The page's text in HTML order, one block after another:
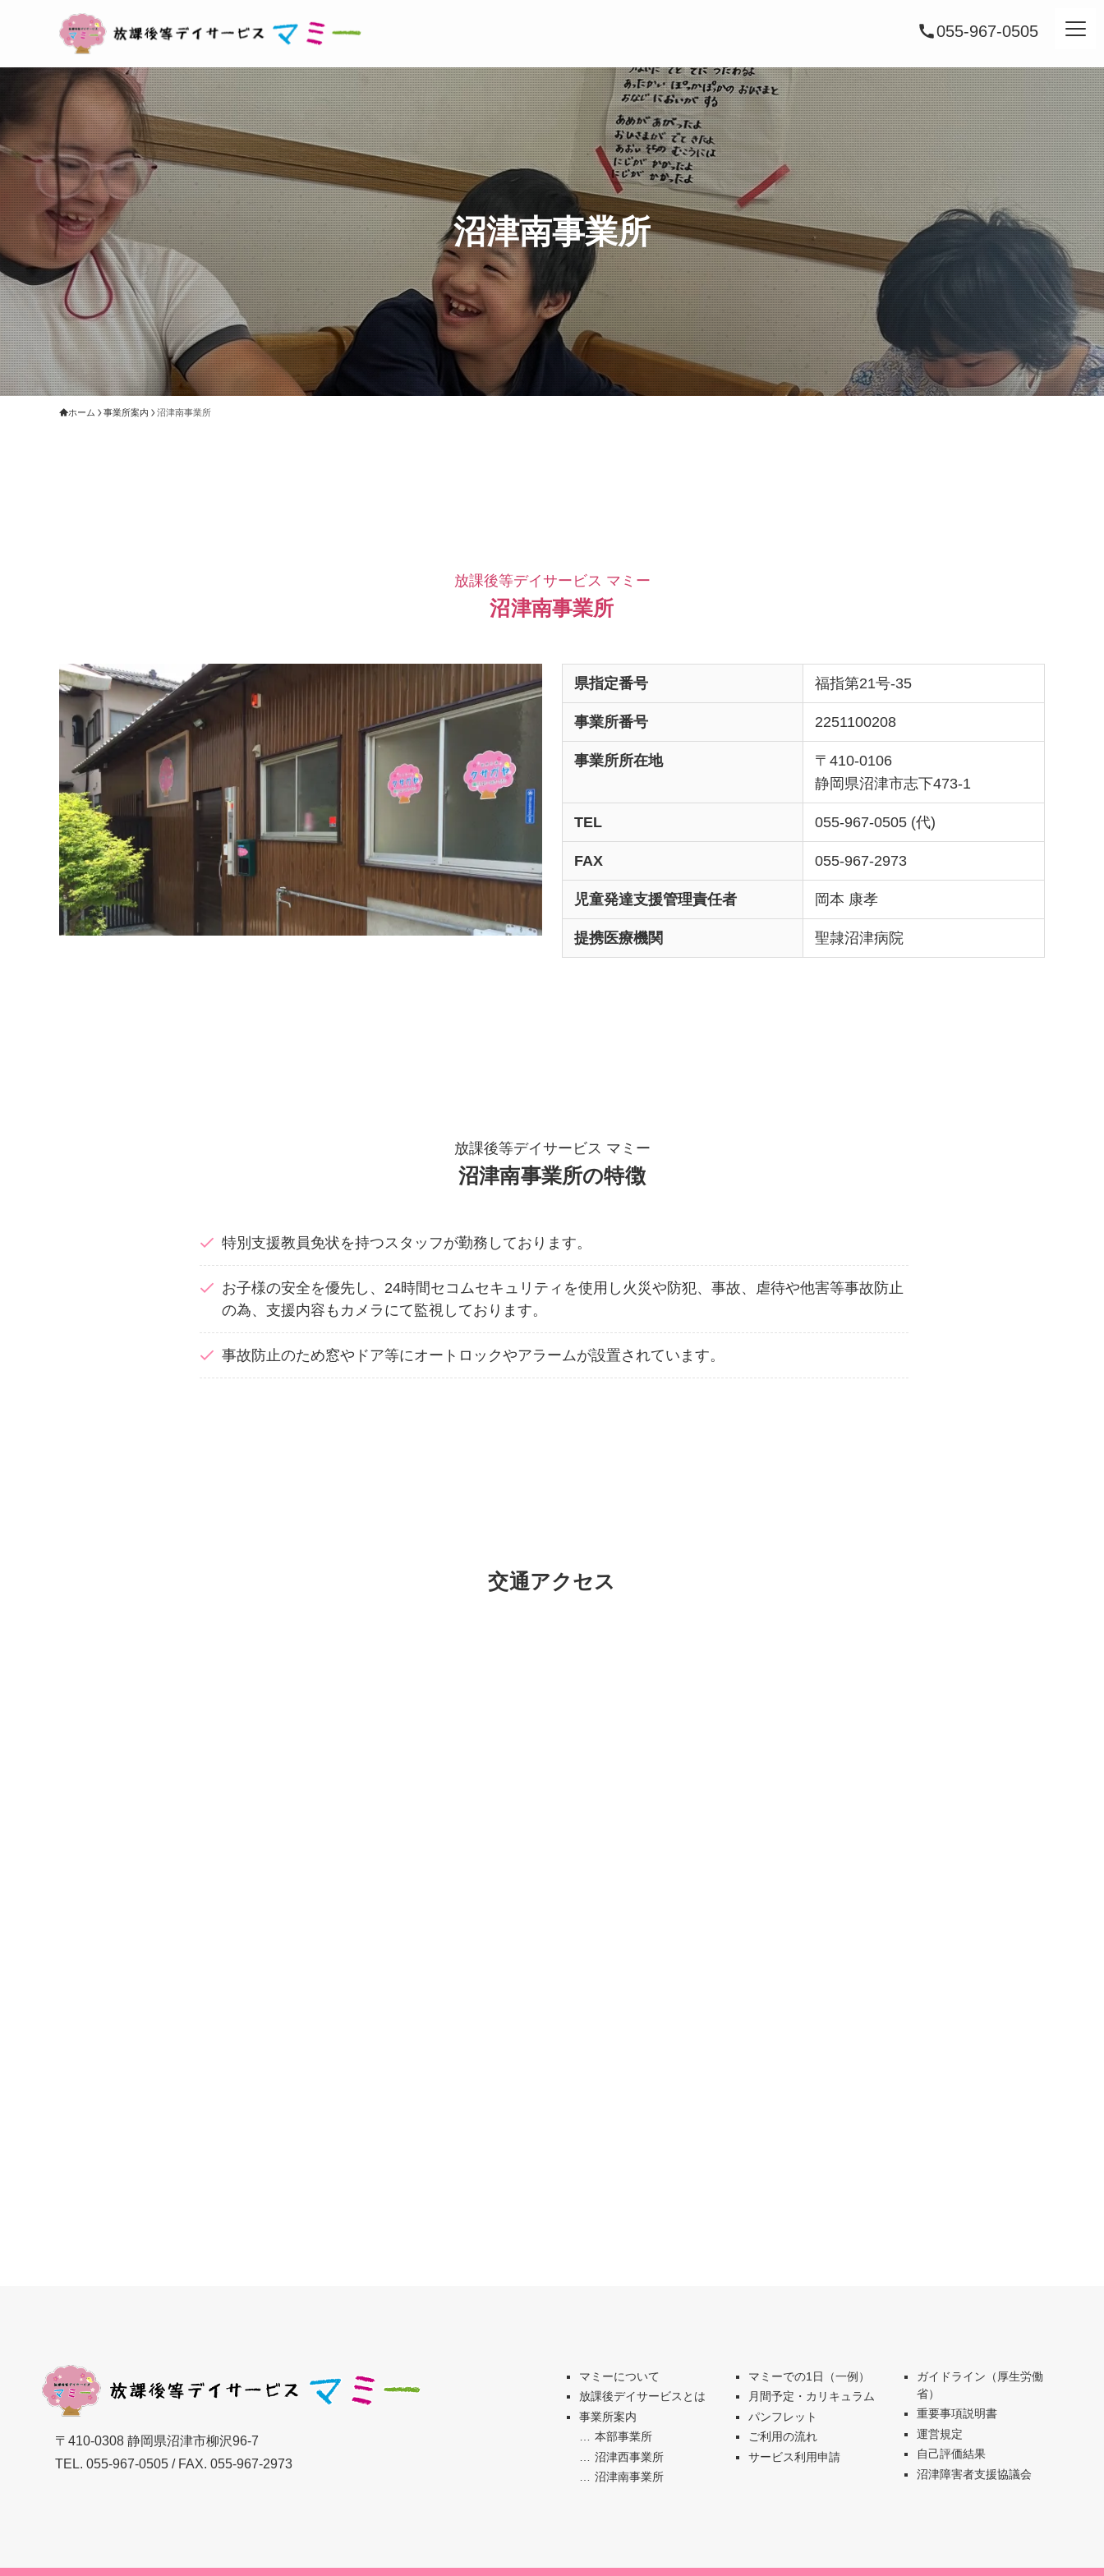
沼津南事業所
ホーム 事業所案内 沼津南事業所
放課後等デイサービス マミー
沼津南事業所
県指定番号 福指第21号-35
事業所番号 2251100208
事業所所在地
〒410-0106
静岡県沼津市志下473-1
TEL 055-967-0505 (代)
FAX 055-967-2973
児童発達支援管理責任者 岡本 康孝
提携医療機関 聖隷沼津病院
放課後等デイサービス マミー
沼津南事業所の特徴
特別支援教員免状を持つスタッフが勤務しております。
お子様の安全を優先し、24時間セコムセキュリティを使用し火災や防犯、事故、虐待や他害等事故防止
の為、支援内容もカメラにて監視しております。
事故防止のため窓やドア等にオートロックやアラームが設置されています。
交通アクセス
放課後等デイサービスとは？
ガイドライン（厚生労働省）
055-967-0505
〒410-0308 静岡県沼津市柳沢96-7
TEL.055-967-0505 / FAX. 055-967-2973
マミーについて
放課後デイサービスとは
事業所案内
本部事業所
沼津西事業所
沼津南事業所
マミーでの1日（一例）
月間予定・カリキュラム
パンフレット
ご利用の流れ
サービス利用申請
ガイドライン（厚生労働
省）
重要事項説明書
運営規定
自己評価結果
沼津障害者支援協議会